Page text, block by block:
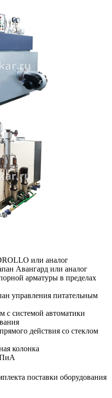
или аналог
Авангард или аналог
арматуры в пределах
управления питательным
с системой автоматики
действия со стеклом
колонка
поставки оборудования